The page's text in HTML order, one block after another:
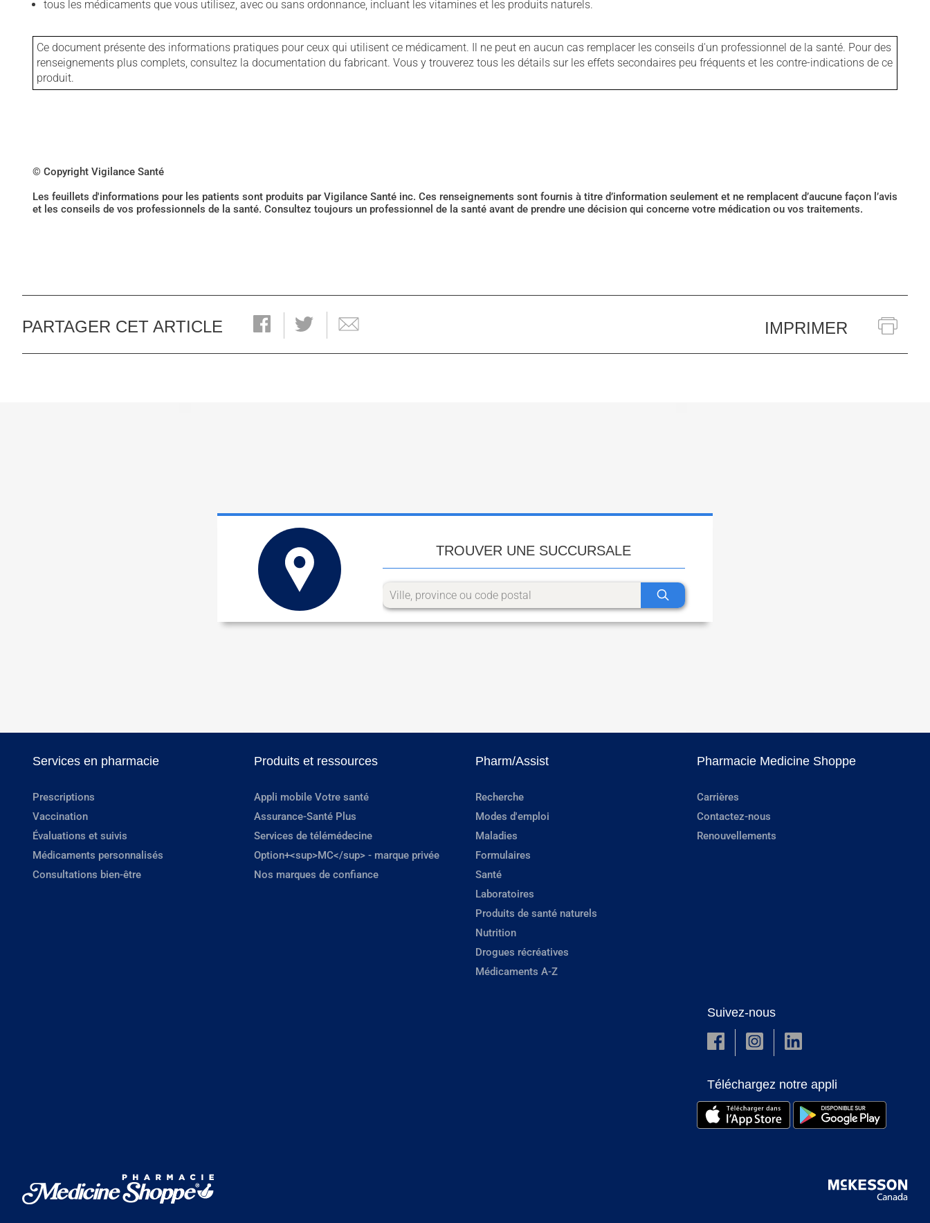
tous les médicaments que vous utilisez, avec ou sans ordonnance, incluant les vitamines et les produits naturels.
Ce document présente des informations pratiques pour ceux qui utilisent ce médicament. Il ne peut en aucun cas remplacer les conseils d'un professionnel de la santé. Pour des
renseignements plus complets, consultez la documentation du fabricant. Vous y trouverez tous les détails sur les effets secondaires peu fréquents et les contre-indications de ce
produit.
© Copyright Vigilance Santé
Les feuillets d'informations pour les patients sont produits par Vigilance Santé inc. Ces renseignements sont fournis à titre d’information seulement et ne remplacent d’aucune façon l’avis
et les conseils de vos professionnels de la santé. Consultez toujours un professionnel de la santé avant de prendre une décision qui concerne votre médication ou vos traitements.
PARTAGER CET ARTICLE IMPRIMER
TROUVER UNE SUCCURSALE
Services en pharmacie
Prescriptions
Vaccination
Évaluations et suivis
Médicaments personnalisés
Consultations bien-être
Produits et ressources
Appli mobile Votre santé
Assurance-Santé Plus
Services de télémédecine
Option+<sup>MC</sup> - marque privée
Nos marques de confiance
Pharm/Assist
Recherche
Modes d'emploi
Maladies
Formulaires
Santé
Laboratoires
Produits de santé naturels
Nutrition
Drogues récréatives
Médicaments A-Z
Pharmacie Medicine Shoppe
Carrières
Contactez-nous
Renouvellements
Suivez-nous
Téléchargez notre appli